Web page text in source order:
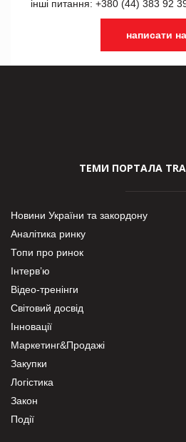
інші питання: +380 (44) 383 92
написати
ТЕМИ ПОРТАЛА
Новини України та закордону
Аналітика ринку
Топи про ринок
Інтерв’ю
Відео-тренінги
Світовий досвід
Інновації
Маркетинг&Продажі
Закупки
Логістика
Закон
Події